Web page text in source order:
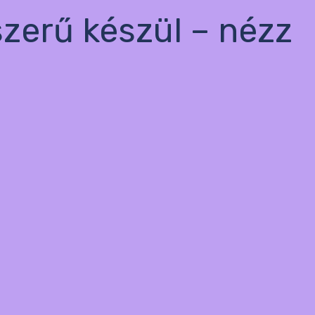
készül – nézz